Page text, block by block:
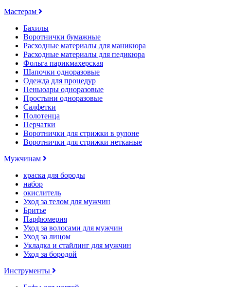
Мастерам
Бахилы
Воротнички бумажные
Расходные материалы для маникюра
Расходные материалы для педикюра
Фольга парикмахерская
Шапочки одноразовые
Одежда для процедур
Пеньюары одноразовые
Простыни одноразовые
Салфетки
Полотенца
Перчатки
Воротнички для стрижки в рулоне
Воротнички для стрижки нетканые
Мужчинам
краска для бороды
набор
окислитель
Уход за телом для мужчин
Бритье
Парфюмерия
Уход за волосами для мужчин
Уход за лицом
Укладка и стайлинг для мужчин
Уход за бородой
Инструменты